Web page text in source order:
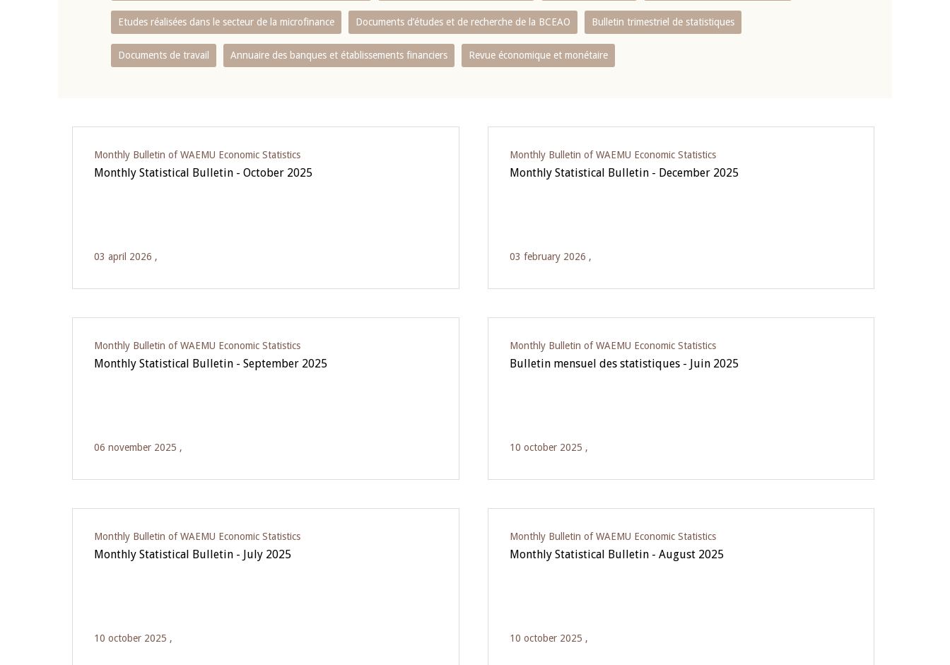
Etudes réalisées dans le secteur de la microfinance Documents d’études et de recherche de la BCEAO Bulletin trimestriel de statistiques
Documents de travail Annuaire des banques et établissements financiers Revue économique et monétaire
Monthly Bulletin of WAEMU Economic Statistics
Monthly Statistical Bulletin - October 2025
03 april 2026 ,
Monthly Bulletin of WAEMU Economic Statistics
Monthly Statistical Bulletin - December 2025
03 february 2026 ,
Monthly Bulletin of WAEMU Economic Statistics
Monthly Statistical Bulletin - September 2025
06 november 2025 ,
Monthly Bulletin of WAEMU Economic Statistics
Bulletin mensuel des statistiques - Juin 2025
10 october 2025 ,
Monthly Bulletin of WAEMU Economic Statistics
Monthly Statistical Bulletin - July 2025
10 october 2025 ,
Monthly Bulletin of WAEMU Economic Statistics
Monthly Statistical Bulletin - August 2025
10 october 2025 ,